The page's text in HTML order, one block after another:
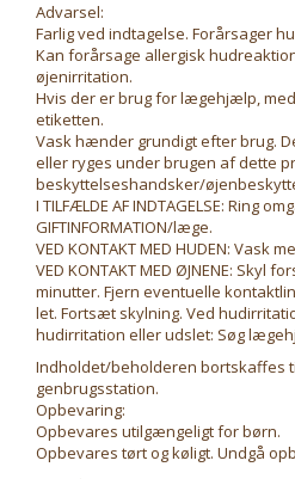
Advarsel:
Farlig ved indtagelse. Forårsager
Kan forårsage allergisk
øjenirritation.
Hvis der er brug for lægehjælp,
etiketten.
Vask hænder grundigt efter brug.
eller ryges under brugen af dette
beskyttelseshandsker/
I TILFÆLDE AF INDTAGELSE: Ring
GIFTINFORMATION/læge.
VED KONTAKT MED HUDEN: Vask
VED KONTAKT MED ØJNENE: Skyl
minutter. Fjern eventuelle
let. Fortsæt skylning. Ved
hudirritation eller udslet: Søg
Indholdet/beholderen bortskaffes
genbrugsstation.
Opbevaring:
Opbevares utilgængeligt for børn.
Opbevares tørt og køligt. Undgå